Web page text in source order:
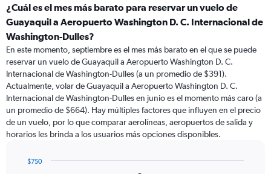
categories.
Range:
91
categories.
The
chart
has
1
Y
axis
displaying
values.
to
¿Cuál es el mes más barato para reservar un vuelo de
Guayaquil a Aeropuerto Washington D. C. Internacional de
Washington-Dulles?
En este momento, septiembre es el mes más barato en el que se puede
reservar un vuelo de Guayaquil a Aeropuerto Washington D. C.
Internacional de Washington-Dulles (a un promedio de $391).
Actualmente, volar de Guayaquil a Aeropuerto Washington D. C.
Internacional de Washington-Dulles en junio es el momento más caro (a
un promedio de $664). Hay múltiples factores que influyen en el precio
de un vuelo, por lo que comparar aerolíneas, aeropuertos de salida y
horarios les brinda a los usuarios más opciones disponibles.
$750